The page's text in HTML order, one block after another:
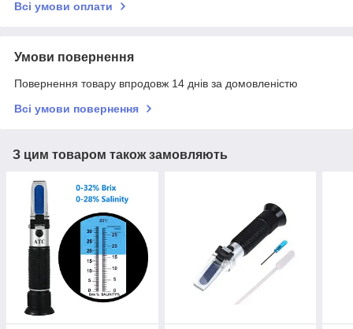
Всі умови оплати
Умови повернення
Повернення товару впродовж 14 днів за домовленістю
Всі умови повернення
З цим товаром також замовляють